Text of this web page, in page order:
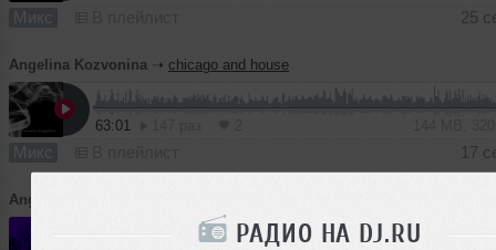
РАДИО НА DJ.RU
Микс 25
Angelina Kozvonina ➝ chicago and house
63:01
Микс 17
Angelina Kozvonina